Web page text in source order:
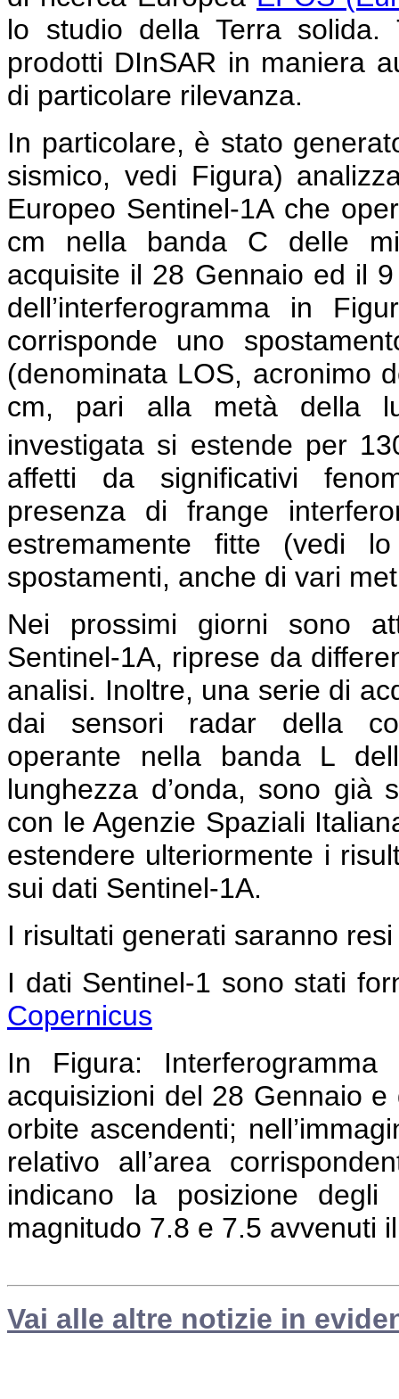
lo studio della Terra solida.
prodotti DInSAR in maniera
di particolare rilevanza.
In particolare, è stato
sismico, vedi Figura)
Europeo Sentinel-1A che
cm nella banda C delle
acquisite il 28 Gennaio ed il
dell’interferogramma in
corrisponde uno
(denominata LOS, acronimo
cm, pari alla metà della
investigata si estende per
affetti da significativi
presenza di frange
estremamente fitte (vedi
spostamenti, anche di vari
Nei prossimi giorni sono
Sentinel-1A, riprese da
analisi. Inoltre, una serie di
dai sensori radar della
operante nella banda L
lunghezza d’onda, sono già
con le Agenzie Spaziali
estendere ulteriormente i
sui dati Sentinel-1A.
I risultati generati saranno
I dati Sentinel-1 sono stati
Copernicus
In Figura:
acquisizioni del 28 Gennaio
orbite ascendenti;
relativo all’area
indicano la posizione
magnitudo 7.8 e 7.5 avvenuti
Vai alle altre notizie in